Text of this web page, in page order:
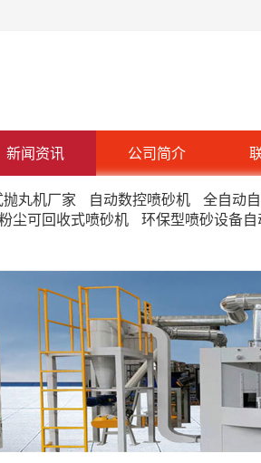
新闻资讯 公司简介
丸机厂家 自动数控喷砂机 全自动
尘可回收式喷砂机 环保型喷砂设备